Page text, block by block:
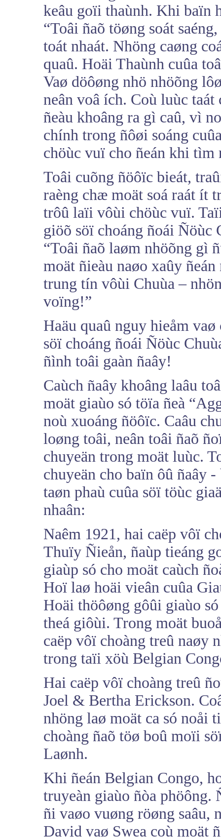
keâu goïi thaùnh. Khi baïn
“Toâi ñaõ töøng soát
toát nhaát. Nhöng caøng
quaû. Hoäi Thaùnh cuûa
Vaø döôøng nhö nhöõng
neân voâ ích. Coù luùc
ñeàu khoâng ra gì caû, vì
chính trong ñôøi soáng
chöùc vuï cho ñeán khi tìm
Toâi cuõng ñöôïc bieát,
raèng chæ moät soá raát ít
trôû laïi vôùi chöùc vuï.
giöõ söï choáng ñoái Ñöùc
“Toâi ñaõ laøm nhöõng gì
moät ñieàu naøo xaûy
trung tín vôùi Chuùa –
voïng!”
Haäu quaû nguy hieåm
söï choáng ñoái Ñöùc
ñình toâi gaàn ñaây!
Caùch ñaây khoâng laâu
moät giaùo só töïa ñeà
noù xuoáng ñöôïc. Caâu
loøng toâi, neân toâi ñaõ
chuyeän trong moät luùc.
chuyeän cho baïn ôû ñaây
taøn phaù cuûa söï töùc
nhaân:
Naêm 1921, hai caëp vôï
Thuïy Ñieån, ñaùp tieáng
giaùp só cho moät caùch
Hoï laø hoäi vieân cuûa
Hoäi thöôøng gôûi giaùo
theá giôùi. Trong moät
caëp vôï choàng treû naøy
trong taïi xöù Belgian
Hai caëp vôï choàng treû
Joel & Bertha Erickson.
nhöng laø moät ca só noåi
choàng ñaõ töø boû moïi
Laønh.
Khi ñeán Belgian Congo,
truyeàn giaùo ñòa
ñi vaøo vuøng röøng saâu,
David vaø Swea coù moät